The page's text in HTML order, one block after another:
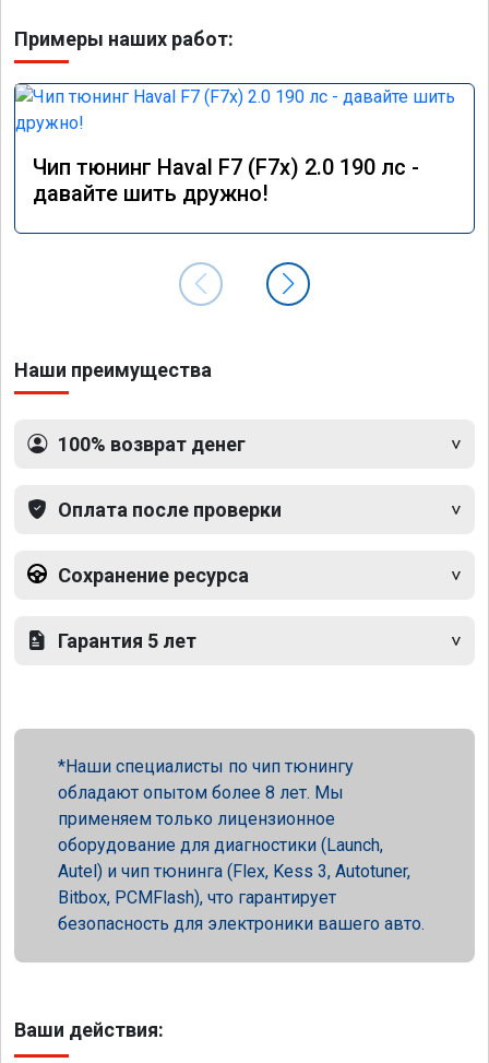
Примеры наших работ:
Чип тюнинг Haval F7 (F7x) 2.0 190 лс -
давайте шить дружно!
Наши преимущества
100% возврат денег
Оплата после проверки
Сохранение ресурса
Гарантия 5 лет
Наши специалисты по чип тюнингу
обладают опытом более 8 лет. Мы
применяем только лицензионное
оборудование для диагностики (Launch,
Autel) и чип тюнинга (Flex, Kess 3, Autotuner,
Bitbox, PCMFlash), что гарантирует
безопасность для электроники вашего авто.
Ваши действия: